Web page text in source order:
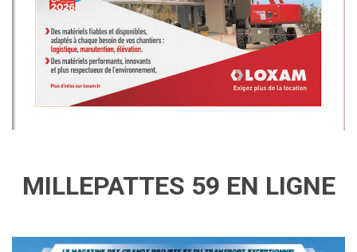
MILLEPATTES 59 EN LIGNE